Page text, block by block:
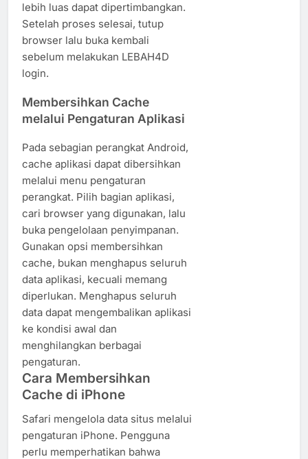
lebih luas dapat dipertimbangkan.
Setelah proses selesai, tutup
browser lalu buka kembali
sebelum melakukan LEBAH4D
login.
Membersihkan Cache
melalui Pengaturan Aplikasi
Pada sebagian perangkat Android,
cache aplikasi dapat dibersihkan
melalui menu pengaturan
perangkat. Pilih bagian aplikasi,
cari browser yang digunakan, lalu
buka pengelolaan penyimpanan.
Gunakan opsi membersihkan
cache, bukan menghapus seluruh
data aplikasi, kecuali memang
diperlukan. Menghapus seluruh
data dapat mengembalikan aplikasi
ke kondisi awal dan
menghilangkan berbagai
pengaturan.
Cara Membersihkan
Cache di iPhone
Safari mengelola data situs melalui
pengaturan iPhone. Pengguna
perlu memperhatikan bahwa